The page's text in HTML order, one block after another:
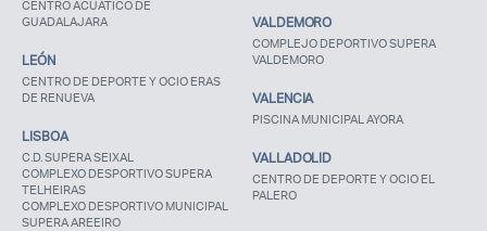
CENTRO ACUÁTICO DE
GUADALAJARA
LEÓN
CENTRO DE DEPORTE Y OCIO ERAS
DE RENUEVA
LISBOA
C.D. SUPERA SEIXAL
COMPLEXO DESPORTIVO SUPERA
TELHEIRAS
COMPLEXO DESPORTIVO MUNICIPAL
SUPERA AREEIRO
VALDEMORO
COMPLEJO DEPORTIVO SUPERA
VALDEMORO
VALENCIA
PISCINA MUNICIPAL AYORA
VALLADOLID
CENTRO DE DEPORTE Y OCIO EL
PALERO